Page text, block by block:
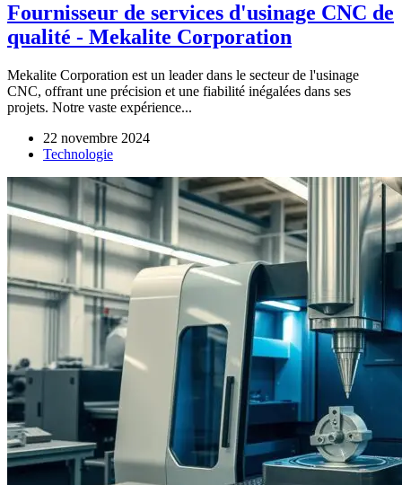
Fournisseur de services d'usinage CNC de
qualité - Mekalite Corporation
Mekalite Corporation est un leader dans le secteur de l'usinage
CNC, offrant une précision et une fiabilité inégalées dans ses
projets. Notre vaste expérience...
22 novembre 2024
Technologie